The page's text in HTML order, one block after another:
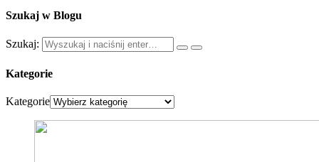
Szukaj w Blogu
Szukaj:
Kategorie
Kategorie